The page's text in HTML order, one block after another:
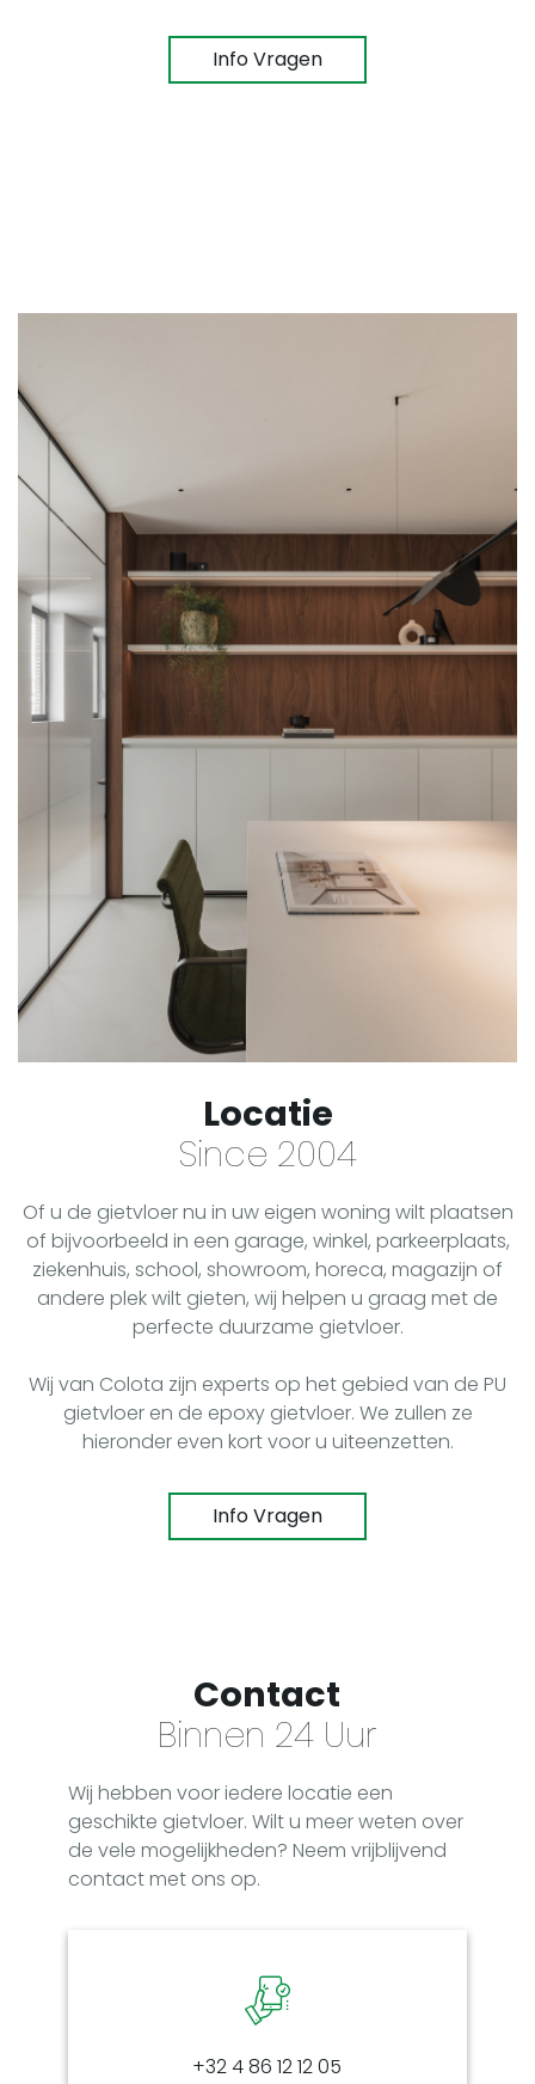
Info Vragen
Locatie
Since 2004
Of u de gietvloer nu in uw eigen woning wilt plaatsen
of bijvoorbeeld in een garage, winkel, parkeerplaats,
ziekenhuis, school, showroom, horeca, magazijn of
andere plek wilt gieten, wij helpen u graag met de
perfecte duurzame gietvloer.
Wij van Colota zijn experts op het gebied van de PU
gietvloer en de epoxy gietvloer. We zullen ze
hieronder even kort voor u uiteenzetten.
Info Vragen
Contact
Binnen 24 Uur
Wij hebben voor iedere locatie een
geschikte gietvloer. Wilt u meer weten over
de vele mogelijkheden? Neem vrijblijvend
contact met ons op.
+32 4 86 12 12 05